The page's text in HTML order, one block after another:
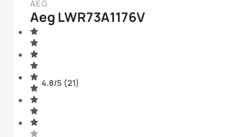
AEG
Aeg LWR73A1176V
4.8/5 (21)